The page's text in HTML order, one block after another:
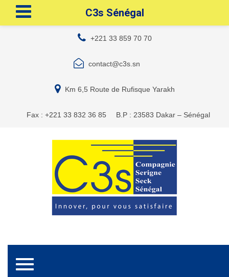
+221 33 859 70 70
contact@c3s.sn
Km 6,5 Route de Rufisque Yarakh
Fax : +221 33 832 36 85 B.P : 23583 Dakar – Sénégal
Toggle navigation
C3s Sénégal